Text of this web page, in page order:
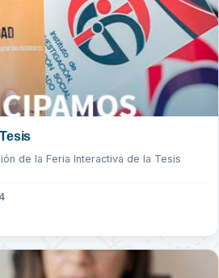
de la Feria Interactiva de la Tesis